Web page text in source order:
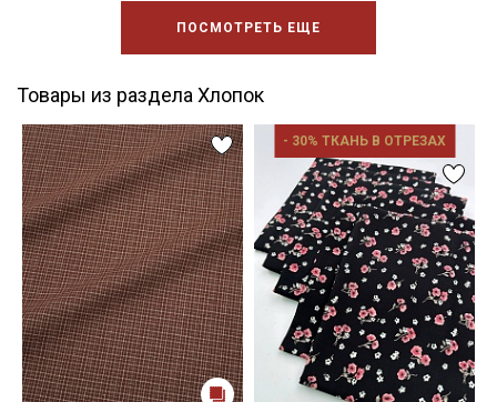
ПОСМОТРЕТЬ ЕЩЕ
Товары из раздела Хлопок
- 30% ТКАНЬ В ОТРЕЗАХ